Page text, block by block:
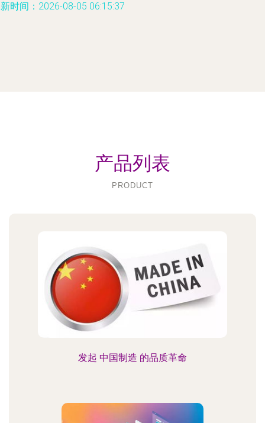
时间：2026-08-05 06:15:37
产品列表
PRODUCT
发起 中国制造 的品质革命